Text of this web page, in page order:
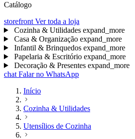
Catálogo
storefront Ver toda a loja
Cozinha & Utilidades expand_more
Casa & Organização expand_more
Infantil & Brinquedos expand_more
Papelaria & Escritório expand_more
Decoração & Presentes expand_more
chat Falar no WhatsApp
Início
Cozinha & Utilidades
Utensílios de Cozinha